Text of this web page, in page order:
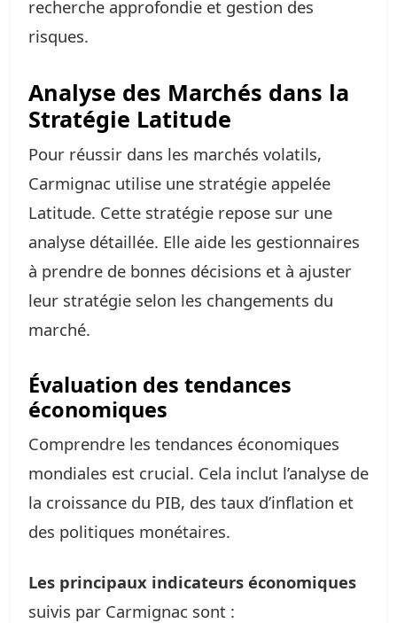
recherche approfondie et gestion des
risques.
Analyse des Marchés dans la
Stratégie Latitude
Pour réussir dans les marchés volatils,
Carmignac utilise une stratégie appelée
Latitude. Cette stratégie repose sur une
analyse détaillée. Elle aide les gestionnaires
à prendre de bonnes décisions et à ajuster
leur stratégie selon les changements du
marché.
Évaluation des tendances
économiques
Comprendre les tendances économiques
mondiales est crucial. Cela inclut l’analyse de
la croissance du PIB, des taux d’inflation et
des politiques monétaires.
Les principaux indicateurs économiques
suivis par Carmignac sont :